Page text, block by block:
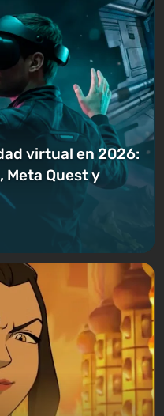
virtual en 2026:
Meta Quest y